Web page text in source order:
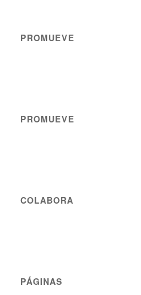
PROMUEVE
PROMUEVE
COLABORA
PÁGINAS